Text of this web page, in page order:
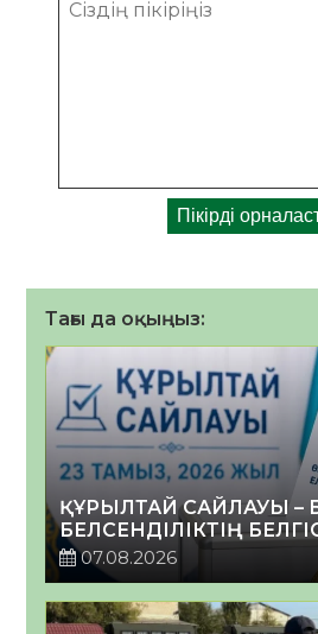
Тағы да оқыңыз:
ҚҰРЫЛТАЙ САЙЛАУЫ –
БЕЛСЕНДІЛІКТІҢ
07.08.2026